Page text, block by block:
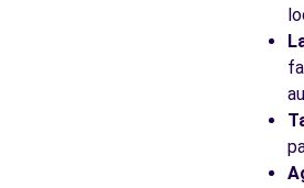
Free2move Rent - S&You -